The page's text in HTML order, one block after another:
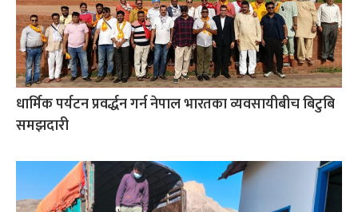
धार्मिक पर्यटन प्रवर्द्धन गर्न नेपाल भारतका व्यवसायीबीच बिटुबि
समझदारी